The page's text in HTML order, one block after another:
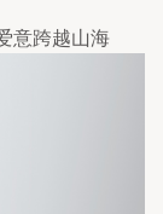
意跨越山海